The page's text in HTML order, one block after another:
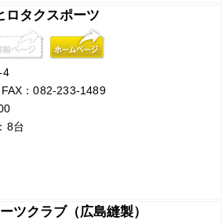
ロタクスポーツ
4
：082-233-1489
8台
ツクラブ（広島縫製）